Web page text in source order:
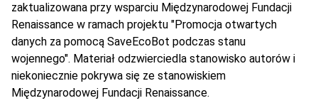
zaktualizowana przy wsparciu Międzynarodowej Fundacji
Renaissance w ramach projektu "Promocja otwartych
danych za pomocą SaveEcoBot podczas stanu
wojennego". Materiał odzwierciedla stanowisko autorów i
niekoniecznie pokrywa się ze stanowiskiem
Międzynarodowej Fundacji Renaissance.